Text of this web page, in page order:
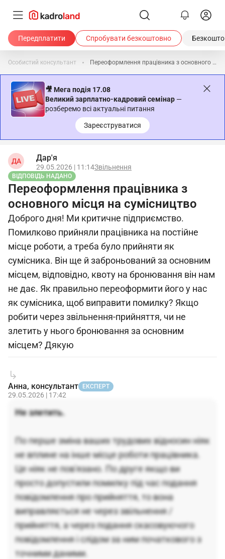
Передплатити Спробувати безкоштовно
Особистий консультант Переоформлення працівника з основного місця на сумісництво
🎥 Мега подія 17.08
Великий зарплатно-кадровий семінар —
розберемо всі актуальні питання
Зареєструватися
ДА Дар'я
29.05.2026 | 11:14Звільнення
ВІДПОВІДЬ НАДАНО
Переоформлення працівника з
основного місця на сумісництво
Доброго дня! Ми критичне підприємство.
Помилково прийняли працівника на постійне
місце роботи, а треба було прийняти як
сумісника. Він ще й заброньований за основним
місцем, відповідно, квоту на бронювання він нам
не дає. Як правильно переоформити його у нас
як сумісника, щоб виправити помилку? Якщо
робити через звільнення-прийняття, чи не
злетить у нього бронювання за основним
місцем? Дякую
Анна, консультант ЕКСПЕРТ
29.05.2026 | 17:42
Не злетить.
По перше зміна ваших трудових відносин ніяк
не вплине на інше місце роботи працівника.
Це ніяк не пов'язано. По друге якщо ви
просто допустили помилку під час подання
повідомлення про прийняття, то вона
виправляється не через звільнення /
прийняття, а через подання скасовуючого
повідомлення і слідом за ним початкового з
точними даними.